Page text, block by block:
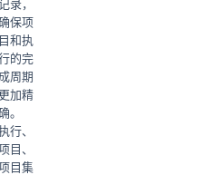
录，
保项
和执
的完
周期
加精
。
行、
目、
目集